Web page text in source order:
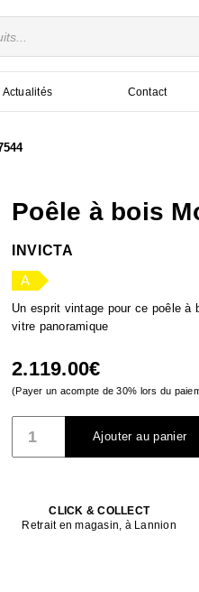
Actualités Contact
Poêle à bois
INVICTA
A
Un esprit vintage pour ce poêle à
vitre panoramique
2.119.00€
(Payer un acompte de30% lors du
Poêle
Modena
INVICTA
Ajouter au panier
CLICK & COLLECT
Retrait en magasin, à Lannion